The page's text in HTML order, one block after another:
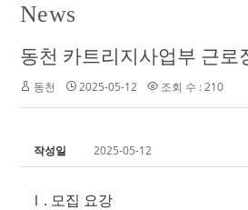
News
동천 2025-05-12 조회 수 : 210
작성일 2025-05-12
Ⅰ. 모집 요강